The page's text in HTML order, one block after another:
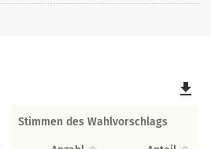
file_download
Stimmen des Wahlvorschlags